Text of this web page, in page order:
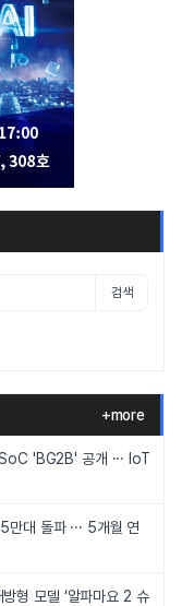
검색
+more
'BG2B' 공개 ··· IoT
대 돌파 ··· 5개월 연
형 모델 ‘알파마요 2 슈